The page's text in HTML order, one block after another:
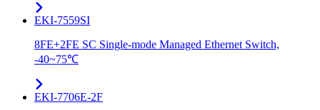
EKI-7559SI
8FE+2FE SC Single-mode Managed Ethernet Switch,
-40~75℃
EKI-7706E-2F